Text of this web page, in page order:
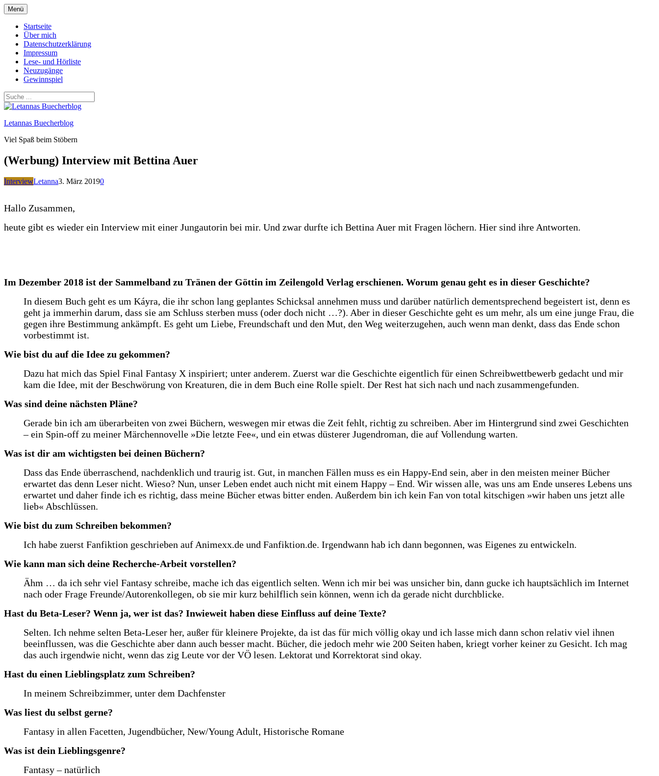
Zum
Inhalt
springen
Menü
Startseite
Über mich
Datenschutzerklärung
Impressum
Lese- und Hörliste
Neuzugänge
Gewinnspiel
Letannas Buecherblog
Viel Spaß beim Stöbern
(Werbung) Interview mit Bettina Auer
InterviewLetanna3. März 20190
Hallo Zusammen,
heute gibt es wieder ein Interview mit einer Jungautorin bei mir. Und zwar durfte ich Bettina Auer mit Fragen löchern. Hier sind ihre Antworten.
Im Dezember 2018 ist der Sammelband zu Tränen der Göttin im Zeilengold Verlag erschienen. Worum genau geht es in dieser Geschichte?
In diesem Buch geht es um Káyra, die ihr schon lang geplantes Schicksal annehmen muss und darüber natürlich dementsprechend begeistert ist, denn es
geht ja immerhin darum, dass sie am Schluss sterben muss (oder doch nicht …?). Aber in dieser Geschichte geht es um mehr, als um eine junge Frau, die
gegen ihre Bestimmung ankämpft. Es geht um Liebe, Freundschaft und den Mut, den Weg weiterzugehen, auch wenn man denkt, dass das Ende schon
vorbestimmt ist.
Wie bist du auf die Idee zu gekommen?
Dazu hat mich das Spiel Final Fantasy X inspiriert; unter anderem. Zuerst war die Geschichte eigentlich für einen Schreibwettbewerb gedacht und mir
kam die Idee, mit der Beschwörung von Kreaturen, die in dem Buch eine Rolle spielt. Der Rest hat sich nach und nach zusammengefunden.
Was sind deine nächsten Pläne?
Gerade bin ich am überarbeiten von zwei Büchern, weswegen mir etwas die Zeit fehlt, richtig zu schreiben. Aber im Hintergrund sind zwei Geschichten
– ein Spin-off zu meiner Märchennovelle »Die letzte Fee«, und ein etwas düsterer Jugendroman, die auf Vollendung warten.
Was ist dir am wichtigsten bei deinen Büchern?
Dass das Ende überraschend, nachdenklich und traurig ist. Gut, in manchen Fällen muss es ein Happy-End sein, aber in den meisten meiner Bücher
erwartet das denn Leser nicht. Wieso? Nun, unser Leben endet auch nicht mit einem Happy – End. Wir wissen alle, was uns am Ende unseres Lebens uns
erwartet und daher finde ich es richtig, dass meine Bücher etwas bitter enden. Außerdem bin ich kein Fan von total kitschigen »wir haben uns jetzt alle
lieb« Abschlüssen.
Wie bist du zum Schreiben bekommen?
Ich habe zuerst Fanfiktion geschrieben auf Animexx.de und Fanfiktion.de. Irgendwann hab ich dann begonnen, was Eigenes zu entwickeln.
Wie kann man sich deine Recherche-Arbeit vorstellen?
Ähm … da ich sehr viel Fantasy schreibe, mache ich das eigentlich selten. Wenn ich mir bei was unsicher bin, dann gucke ich hauptsächlich im Internet
nach oder Frage Freunde/Autorenkollegen, ob sie mir kurz behilflich sein können, wenn ich da gerade nicht durchblicke.
Hast du Beta-Leser? Wenn ja, wer ist das? Inwieweit haben diese Einfluss auf deine Texte?
Selten. Ich nehme selten Beta-Leser her, außer für kleinere Projekte, da ist das für mich völlig okay und ich lasse mich dann schon relativ viel ihnen
beeinflussen, was die Geschichte aber dann auch besser macht. Bücher, die jedoch mehr wie 200 Seiten haben, kriegt vorher keiner zu Gesicht. Ich mag
das auch irgendwie nicht, wenn das zig Leute vor der VÖ lesen. Lektorat und Korrektorat sind okay.
Hast du einen Lieblingsplatz zum Schreiben?
In meinem Schreibzimmer, unter dem Dachfenster
Was liest du selbst gerne?
Fantasy in allen Facetten, Jugendbücher, New/Young Adult, Historische Romane
Was ist dein Lieblingsgenre?
Fantasy – natürlich